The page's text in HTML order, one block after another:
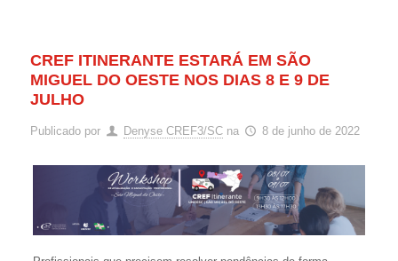
CREF ITINERANTE ESTARÁ EM SÃO
MIGUEL DO OESTE NOS DIAS 8 E 9 DE
JULHO
Publicado por Denyse CREF3/SC na 8 de junho de 2022